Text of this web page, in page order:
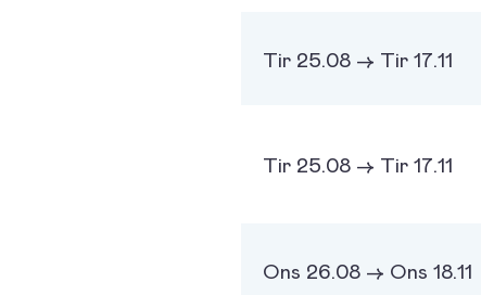
Tir 25.08 -> Tir 17.11
Tir 25.08 -> Tir 17.11
Ons 26.08 -> Ons 18.11